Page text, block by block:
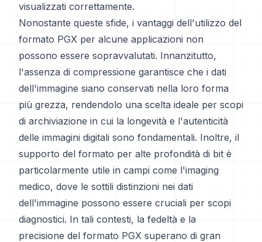
visualizzati correttamente.
Nonostante queste sfide, i vantaggi dell'utilizzo del
formato PGX per alcune applicazioni non
possono essere sopravvalutati. Innanzitutto,
l'assenza di compressione garantisce che i dati
dell'immagine siano conservati nella loro forma
più grezza, rendendolo una scelta ideale per scopi
di archiviazione in cui la longevità e l'autenticità
delle immagini digitali sono fondamentali. Inoltre, il
supporto del formato per alte profondità di bit è
particolarmente utile in campi come l'imaging
medico, dove le sottili distinzioni nei dati
dell'immagine possono essere cruciali per scopi
diagnostici. In tali contesti, la fedeltà e la
precisione del formato PGX superano di gran